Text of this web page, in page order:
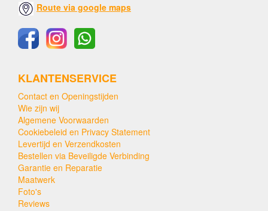
Route via google maps
KLANTENSERVICE
Contact en Openingstijden
Wie zijn wij
Algemene Voorwaarden
Cookiebeleid en Privacy Statement
Levertijd en Verzendkosten
Bestellen via Beveiligde Verbinding
Garantie en Reparatie
Maatwerk
Foto's
Reviews